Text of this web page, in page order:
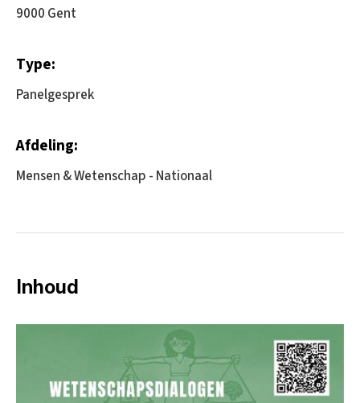
9000 Gent
Type:
Panelgesprek
Afdeling:
Mensen & Wetenschap - Nationaal
Inhoud